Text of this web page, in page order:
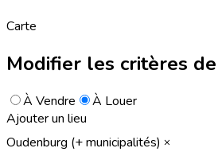
Carte
Modifier les critères
À Vendre
À Louer
Ajouter un lieu
Oudenburg (+ municipalités)